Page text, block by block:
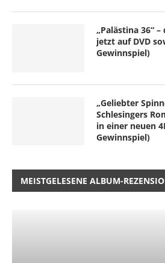
„Palästina 36“
jetzt auf DVD
Gewinnspiel)
„Geliebter
Schlesingers
in einer neuen
Gewinnspiel)
MEISTGELESENE ALBUM-